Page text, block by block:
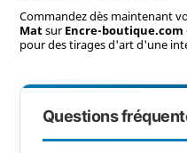
Commandez dès maintenant
MatsurEncre-boutique.com
pour des tirages d'art d'une
Questions